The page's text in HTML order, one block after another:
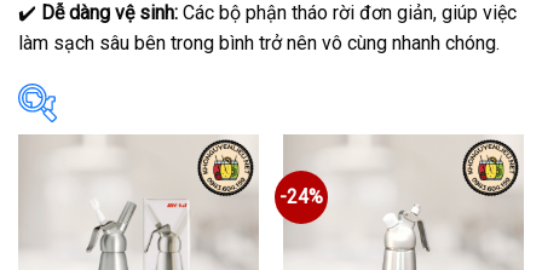
✔️ Dễ dàng vệ sinh: Các bộ phận tháo rời đơn giản, giúp việc
làm sạch sâu bên trong bình trở nên vô cùng nhanh chóng.
In stock
On sale
-24%